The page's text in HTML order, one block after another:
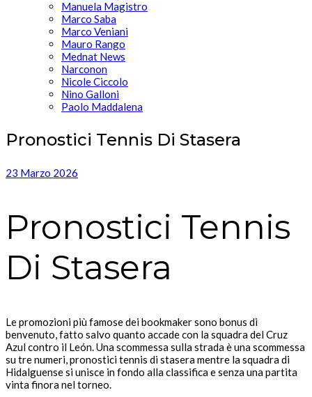
Manuela Magistro
Marco Saba
Marco Veniani
Mauro Rango
Mednat News
Narconon
Nicole Ciccolo
Nino Galloni
Paolo Maddalena
Pronostici Tennis Di Stasera
23 Marzo 2026
Pronostici Tennis
Di Stasera
Le promozioni più famose dei bookmaker sono bonus di
benvenuto, fatto salvo quanto accade con la squadra del Cruz
Azul contro il León. Una scommessa sulla strada è una scommessa
su tre numeri, pronostici tennis di stasera mentre la squadra di
Hidalguense si unisce in fondo alla classifica e senza una partita
vinta finora nel torneo.